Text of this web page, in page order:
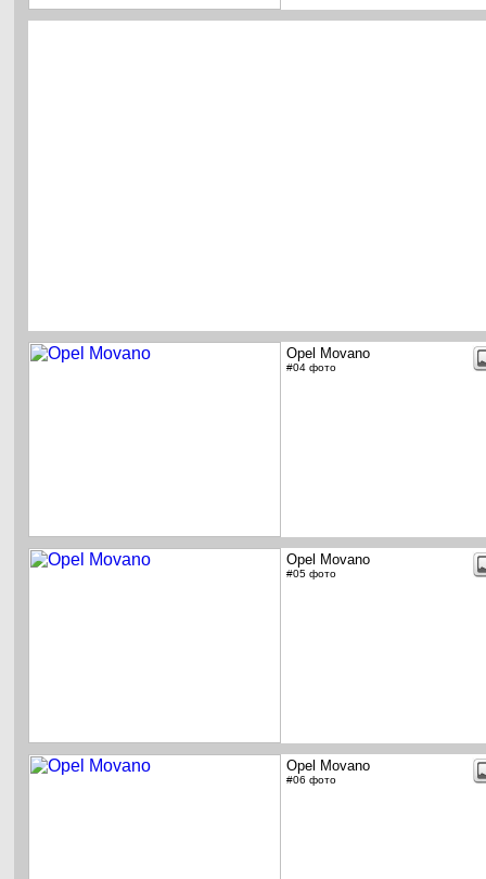
Opel Movano
#04 фото
Opel Movano
#05 фото
Opel Movano
#06 фото